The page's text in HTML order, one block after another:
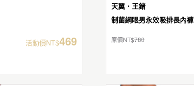
活動價NT$469
天翼．王鍺
制菌網眼男永效吸排長內褲
原價NT$780